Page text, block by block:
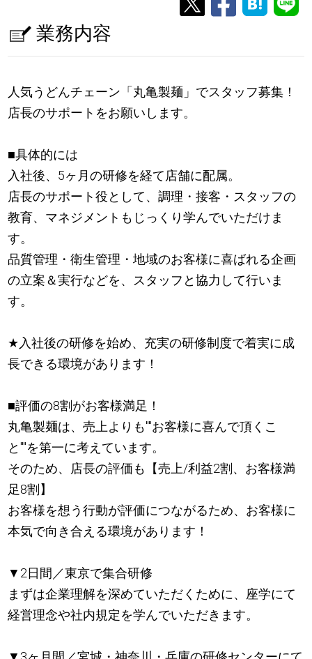
業務内容
人気うどんチェーン「丸亀製麺」でスタッフ募集！
店長のサポートをお願いします。
■具体的には
入社後、5ヶ月の研修を経て店舗に配属。
店長のサポート役として、調理・接客・スタッフの
教育、マネジメントもじっくり学んでいただけま
す。
品質管理・衛生管理・地域のお客様に喜ばれる企画
の立案＆実行などを、スタッフと協力して行いま
す。
★ 入社後の研修を始め、充実の研修制度で着実に成
長できる環境があります！
■評価の8割がお客様満足！
丸亀製麺は、売上よりも""お客様に喜んで頂くこ
と""を第一に考えています。
そのため、店長の評価も【売上/利益2割、お客様満
足8割】
お客様を想う行動が評価につながるため、お客様に
本気で向き合える環境があります！
▼2日間／東京で集合研修
まずは企業理解を深めていただくために、座学にて
経営理念や社内規定を学んでいただきます。